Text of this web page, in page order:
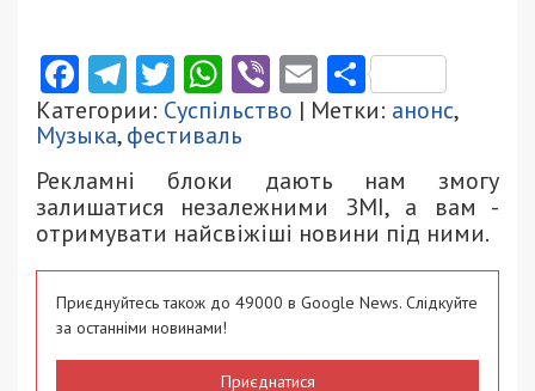
Facebook
Telegram
Twitter
WhatsApp
ViberEmail
Категории: Суспільство | Метки: анонс,
Музыка,фестиваль
Рекламні блоки дають нам змогу
залишатися незалежними ЗМІ, а вам -
отримувати найсвіжіші новини під ними.
Приєднуйтесь також до 49000 в Google News. Слідкуйте
за останніми новинами!
Приєднатися